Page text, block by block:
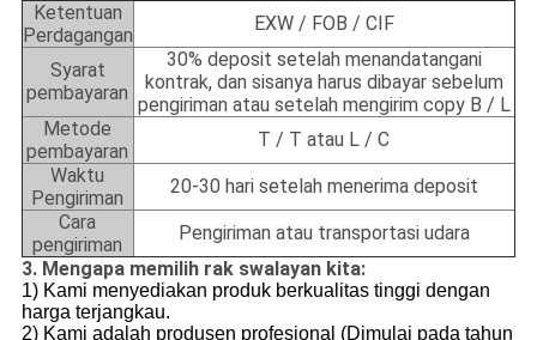
Ketentuan
Perdagangan
EXW / FOB / CIF
Syarat
pembayaran
30% deposit setelah menandatangani
kontrak, dan sisanya harus dibayar sebelum
pengiriman atau setelah mengirim copy B / L
Metode
pembayaran
T / T atau L / C
Waktu
Pengiriman
20-30 hari setelah menerima deposit
Cara
pengiriman
Pengiriman atau transportasi udara
3. Mengapa memilih rak swalayan kita:
1) Kami menyediakan produk berkualitas tinggi dengan
harga terjangkau.
2) Kami adalah produsen profesional (Dimulai pada tahun